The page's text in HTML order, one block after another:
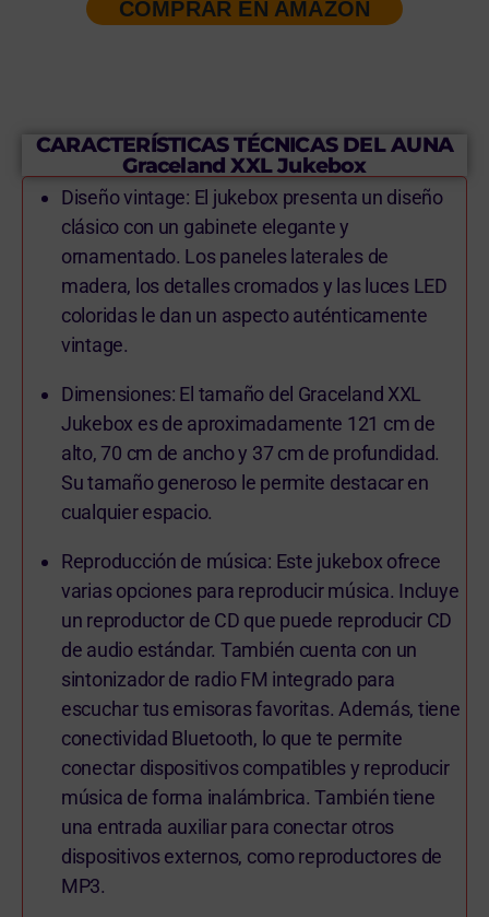
COMPRAR EN AMAZON
CARACTERÍSTICAS TÉCNICAS DEL AUNA
Graceland XXL Jukebox
Diseño vintage: El jukebox presenta un diseño
clásico con un gabinete elegante y
ornamentado. Los paneles laterales de
madera, los detalles cromados y las luces LED
coloridas le dan un aspecto auténticamente
vintage.
Dimensiones: El tamaño del Graceland XXL
Jukebox es de aproximadamente 121 cm de
alto, 70 cm de ancho y 37 cm de profundidad.
Su tamaño generoso le permite destacar en
cualquier espacio.
Reproducción de música: Este jukebox ofrece
varias opciones para reproducir música. Incluye
un reproductor de CD que puede reproducir CD
de audio estándar. También cuenta con un
sintonizador de radio FM integrado para
escuchar tus emisoras favoritas. Además, tiene
conectividad Bluetooth, lo que te permite
conectar dispositivos compatibles y reproducir
música de forma inalámbrica. También tiene
una entrada auxiliar para conectar otros
dispositivos externos, como reproductores de
MP3.